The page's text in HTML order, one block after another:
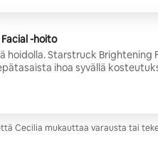
-hoito
hoidolla. Starstruck Brightening
ihoa syvällä
pigmentaatiolle, aknen
Cecilia mukauttaa varausta tai